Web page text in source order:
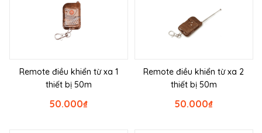
Remote điều khiển từ xa 1
thiết bị 50m
₫
50.000
Remote điều khiển từ xa 2
thiết bị 50m
₫
50.000